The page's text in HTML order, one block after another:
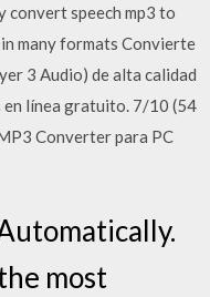
convert speech mp3 to
many formats Convierte
3 Audio) de alta calidad
línea gratuito. 7/10 (54
Converter para PC
most